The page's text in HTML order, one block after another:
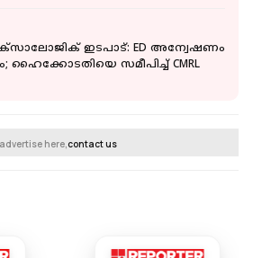
ഇടപാട്: ED അന്വേഷണം
സമീപിച്ച് CMRL
here,contact us